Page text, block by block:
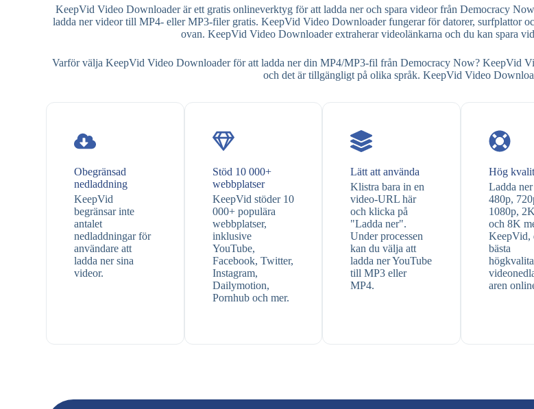
KeepVid Video Downloader är ett gratis onlineverktyg för att ladda ner och spara videor från Democracy
ladda ner videor till MP4- eller MP3-filer gratis. KeepVid Video Downloader fungerar för datorer, surfplattor
ovan. KeepVid Video Downloader extraherar videolänkarna och du kan spara
Varför välja KeepVid Video Downloader för att ladda ner din MP4/MP3-fil från Democracy Now? KeepVid
och det är tillgängligt på olika språk. KeepVid Video
Obegränsad
nedladdning
KeepVid
begränsar inte
antalet
nedladdningar för
användare att
ladda ner sina
videor.
Stöd 10 000+
webbplatser
KeepVid stöder 10
000+ populära
webbplatser,
inklusive
YouTube,
Facebook, Twitter,
Instagram,
Dailymotion,
Pornhub och mer.
Lätt att använda
Klistra bara in en
video-URL här
och klicka på
"Ladda ner".
Under processen
kan du välja att
ladda ner YouTube
till MP3 eller
MP4.
Hög
Ladda
480p,
1080p,
och 8K
KeepVid,
bästa
aren